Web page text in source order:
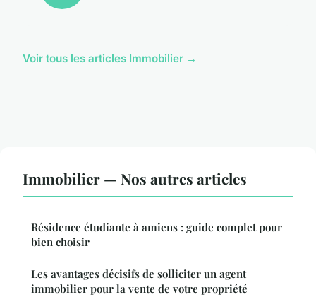
Voir tous les articles Immobilier →
Immobilier — Nos autres articles
Résidence étudiante à amiens : guide complet pour
bien choisir
Les avantages décisifs de solliciter un agent
immobilier pour la vente de votre propriété